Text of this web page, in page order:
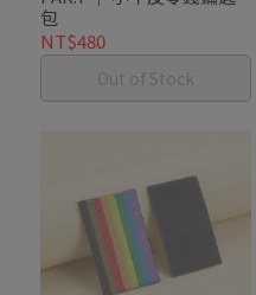
包
NT$480
Out of Stock